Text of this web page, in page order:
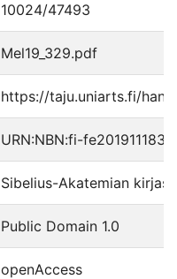
10024/47493
Mel19_329.pdf
https://taju.uniarts.fi/
URN:NBN:fi-
Sibelius-Akatemian
Public Domain 1.0
openAccess